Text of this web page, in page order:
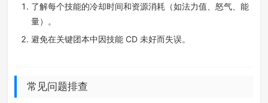
了解每个技能的冷却时间和资源消耗（如法力值、怒气、能
量）。
避免在关键团本中因技能 CD 未好而失误。
常见问题排查